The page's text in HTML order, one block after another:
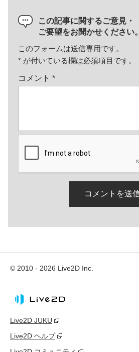
この記事に関するご意見・
ご要望をお聞かせください。
このフォームは送信専用です。
* が付いている欄は必須項目です。
コメント *
© 2010 - 2026 Live2D Inc.
Live2D JUKU
Live2D ヘルプ